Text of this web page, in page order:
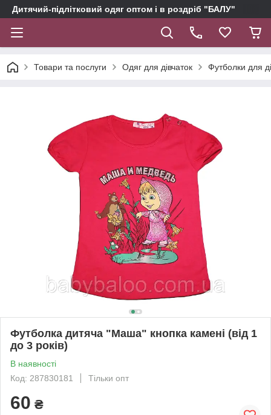
Дитячий-підлітковий одяг оптом і в роздріб "БАЛУ"
Товари та послуги Одяг для дівчаток Футболки для
Футболка дитяча "Маша" кнопка камені (від 1
до 3 років)
В наявності
Код: 287830181
Тільки опт
60 ₴